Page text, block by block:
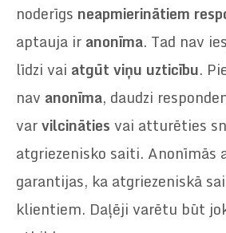
noderīgs neapmierinātiem
aptauja ir anonīma. Tad nav
līdzi vai atgūt viņu uzticību.
nav anonīma, daudzi
varvilcināties vai atturēties
atgriezenisko saiti. Anonīmās
garantijas, ka atgriezeniskā
klientiem. Daļēji varētu būt